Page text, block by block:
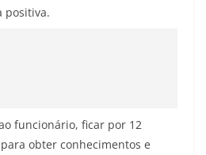
positiva.
funcionário, ficar por 12
obter conhecimentos e